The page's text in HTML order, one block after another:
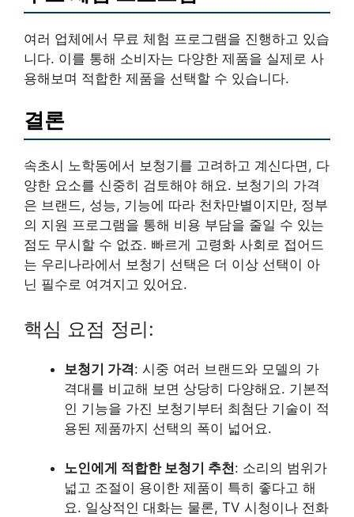
여러 업체에서 무료 체험 프로그램을 진행하고 있습
니다. 이를 통해 소비자는 다양한 제품을 실제로 사
용해보며 적합한 제품을 선택할 수 있습니다.
결론
속초시 노학동에서 보청기를 고려하고 계신다면, 다
양한 요소를 신중히 검토해야 해요. 보청기의 가격
은 브랜드, 성능, 기능에 따라 천차만별이지만, 정부
의 지원 프로그램을 통해 비용 부담을 줄일 수 있는
점도 무시할 수 없죠. 빠르게 고령화 사회로 접어드
는 우리나라에서 보청기 선택은 더 이상 선택이 아
닌 필수로 여겨지고 있어요.
핵심 요점 정리:
보청기 가격: 시중 여러 브랜드와 모델의 가
격대를 비교해 보면 상당히 다양해요. 기본적
인 기능을 가진 보청기부터 최첨단 기술이 적
용된 제품까지 선택의 폭이 넓어요.
노인에게 적합한 보청기 추천: 소리의 범위가
넓고 조절이 용이한 제품이 특히 좋다고 해
요. 일상적인 대화는 물론, TV 시청이나 전화